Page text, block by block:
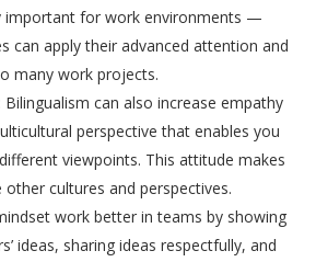
important for work environments —
can apply their advanced attention and
many work projects.
Bilingualism can also increase empathy
perspective that enables you
viewpoints. This attitude makes
cultures and perspectives.
work better in teams by showing
ideas, sharing ideas respectfully, and